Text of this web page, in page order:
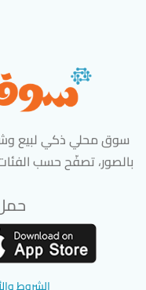
سوق محلي ذكي لبيع
بالصور، تصفّح حسب